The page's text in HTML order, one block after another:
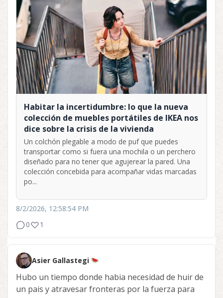
Habitar la incertidumbre: lo que la nueva
colección de muebles portátiles de IKEA nos
dice sobre la crisis de la vivienda
Un colchón plegable a modo de puf que puedes
transportar como si fuera una mochila o un perchero
diseñado para no tener que agujerear la pared. Una
colección concebida para acompañar vidas marcadas
po...
8/2/2026, 12:58:54 PM
0
1
Asier Gallastegi
Hubo un tiempo donde habia necesidad de huir de
un pais y atravesar fronteras por la fuerza para